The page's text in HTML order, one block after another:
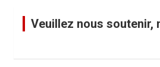
Veuillez nous soutenir,